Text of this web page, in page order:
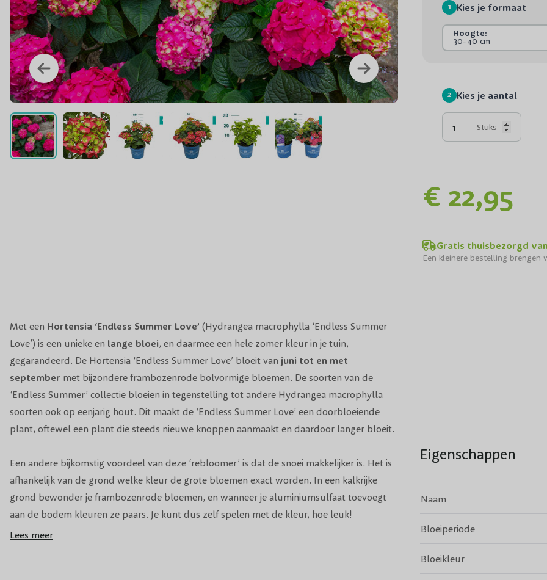
Bloembol rode variant
1 Kies je formaat
Hoogte:
30-40 cm
2 Kies je aantal
Stuks
€ 22,95
Gratis thuisbezorgd
Een kleinere bestelling brengen
Met een Hortensia ‘Endless Summer Love’ (Hydrangea macrophylla ‘Endless Summer
Love’) is een unieke en lange bloei, en daarmee een hele zomer kleur in je tuin,
gegarandeerd. De Hortensia ‘Endless Summer Love’ bloeit van juni tot en met
september met bijzondere frambozenrode bolvormige bloemen. De soorten van de
‘Endless Summer’ collectie bloeien in tegenstelling tot andere Hydrangea macrophylla
soorten ook op eenjarig hout. Dit maakt de ‘Endless Summer Love’ een doorbloeiende
plant, oftewel een plant die steeds nieuwe knoppen aanmaakt en daardoor langer bloeit.
Een andere bijkomstig voordeel van deze ‘rebloomer’ is dat de snoei makkelijker is. Het is
afhankelijk van de grond welke kleur de grote bloemen exact worden. In een kalkrijke
grond bewonder je frambozenrode bloemen, en wanneer je aluminiumsulfaat toevoegt
aan de bodem kleuren ze paars. Je kunt dus zelf spelen met de kleur, hoe leuk!
Lees meer
Eigenschappen
Naam
Bloeiperiode
Bloeikleur